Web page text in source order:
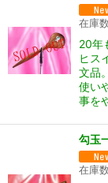
在庫
20年
ヒス
文品
使い
事を
勾玉
在庫